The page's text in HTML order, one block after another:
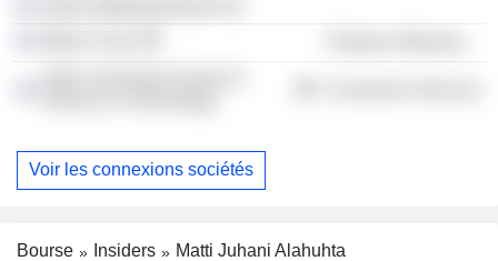
Voir les connexions sociétés
Bourse Insiders Matti Juhani Alahuhta